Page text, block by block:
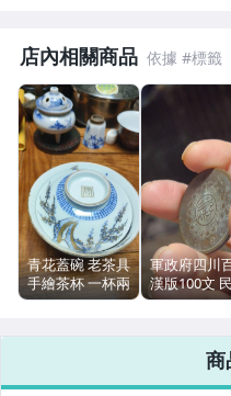
玩具、模型與公仔
偶像、球員卡與郵幣
女裝與服飾配件
男性精品與服飾
手錶與飾品配件
女包精品與女鞋
店內相關商品
青花蓋碗 老茶具
手繪茶杯 一杯兩
用 上蓋杯盞 釉
軍政府四川
漢版100文
紅銅幣 直邊
商